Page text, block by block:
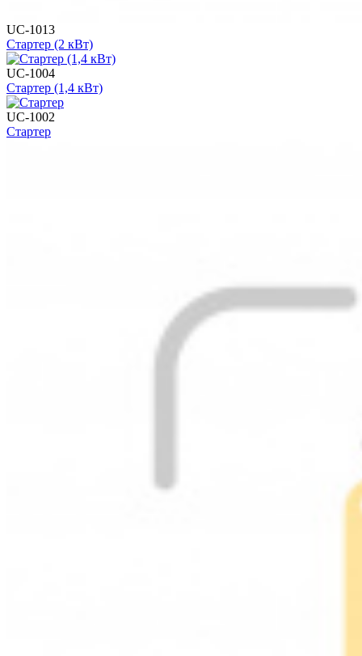
UC-1013
Стартер (2 кВт)
UC-1004
Стартер (1,4 кВт)
UC-1002
Стартер